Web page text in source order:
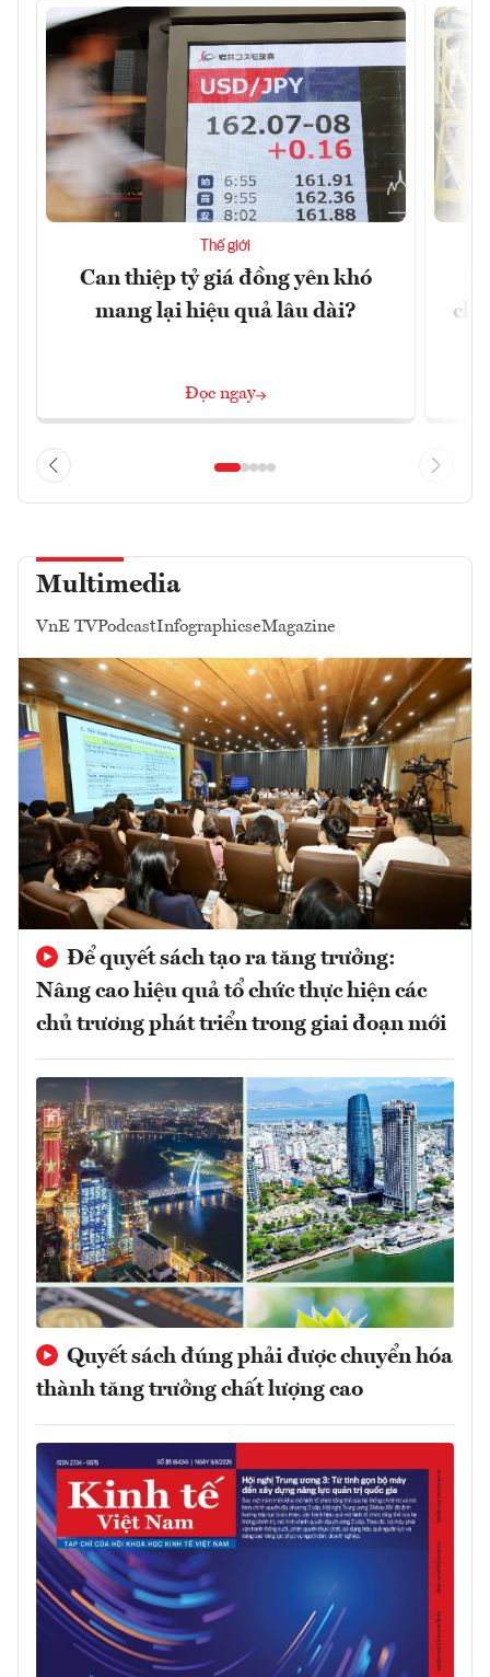
Thế giới
Can thiệp tỷ giá đồng yên khó
mang lại hiệu quả lâu dài?
Đọc ngay
Multimedia
VnE TVPodcastInfographicseMagazine
Để quyết sách tạo ra tăng trưởng:
Nâng cao hiệu quả tổ chức thực hiện các
chủ trương phát triển trong giai đoạn mới
Quyết sách đúng phải được chuyển hóa
thành tăng trưởng chất lượng cao